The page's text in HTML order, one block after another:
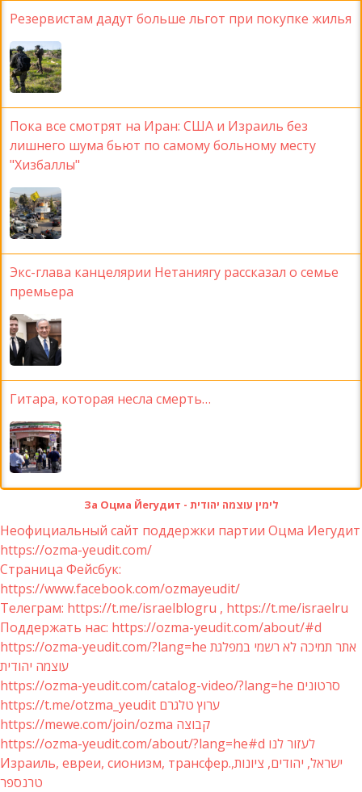
Резервистам дадут больше льгот при покупке жилья
Пока все смотрят на Иран: США и Израиль без
лишнего шума бьют по самому больному месту
"Хизбаллы"
Экс-глава канцелярии Нетаниягу рассказал о семье
премьера
Гитара, которая несла смерть…
За Оцма Йегудит - לימין עוצמה יהודית
Неофициальный сайт поддержки партии Оцма Иегудит
https://ozma-yeudit.com/
Страница Фейсбук:
https://www.facebook.com/ozmayeudit/
Телеграм: https://t.me/israelblogru , https://t.me/israelru
Поддержать нас: https://ozma-yeudit.com/about/#d
https://ozma-yeudit.com/?lang=he אתר תמיכה לא רשמי במפלגת
עוצמה יהודית
https://ozma-yeudit.com/catalog-video/?lang=he סרטונים
https://t.me/otzma_yeudit ערוץ טלגרם
https://mewe.com/join/ozma קבוצה
https://ozma-yeudit.com/about/?lang=he#d לעזור לנו
Израиль, евреи, сионизм, трансфер.ישראל, יהודים, ציונות,
טרנספר